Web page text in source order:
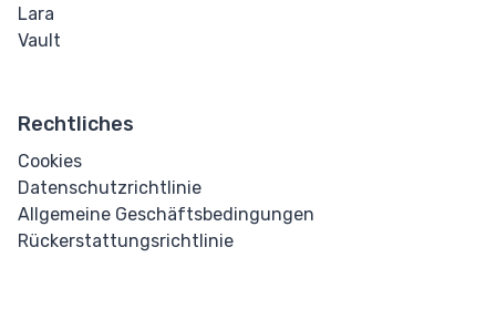
Lara
Vault
Rechtliches
Cookies
Datenschutzrichtlinie
Allgemeine Geschäftsbedingungen
Rückerstattungsrichtlinie